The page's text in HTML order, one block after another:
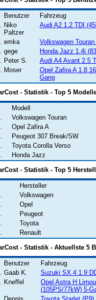
Benutzer Fahrzeug
Niko
Paltzer
Audi A2 1.2 TDI
emka Volkswagen
gege Honda Jazz 1.4i
Peter S. Audi A4 Avant 2.5
Moser
Opel Zafira A 1.8
Gang
- Statistik - Top 5
Modell
Volkswagen Touran
Opel Zafira A
Peugeot 307 Break/SW
Toyota Corolla Verso
Honda Jazz
- Statistik - Top 5
Hersteller
Volkswagen
Opel
Peugeot
Toyota
Renault
- Statistik - Aktuellste 5
Benutzer
Fahrzeug
Gaab K.
Suzuki SX 4 1.9
Kneffel
Opel Astra H
(105PS/77kW) 5-